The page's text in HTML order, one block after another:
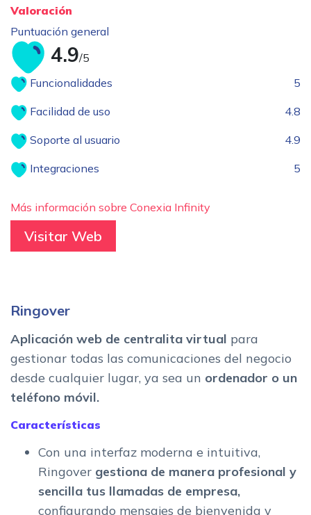
Valoración
Puntuación general
4.9/5
Funcionalidades
5
Facilidad de uso 4.8
Soporte al usuario 4.9
Integraciones 5
Más información sobre Conexia Infinity
Visitar Web
Ringover
Aplicación web de centralita virtual para
gestionar todas las comunicaciones del negocio
desde cualquier lugar, ya sea un ordenador o un
teléfono móvil.
Características
Con una interfaz moderna e intuitiva,
Ringover gestiona de manera profesional y
sencilla tus llamadas de empresa,
configurando mensajes de bienvenida y